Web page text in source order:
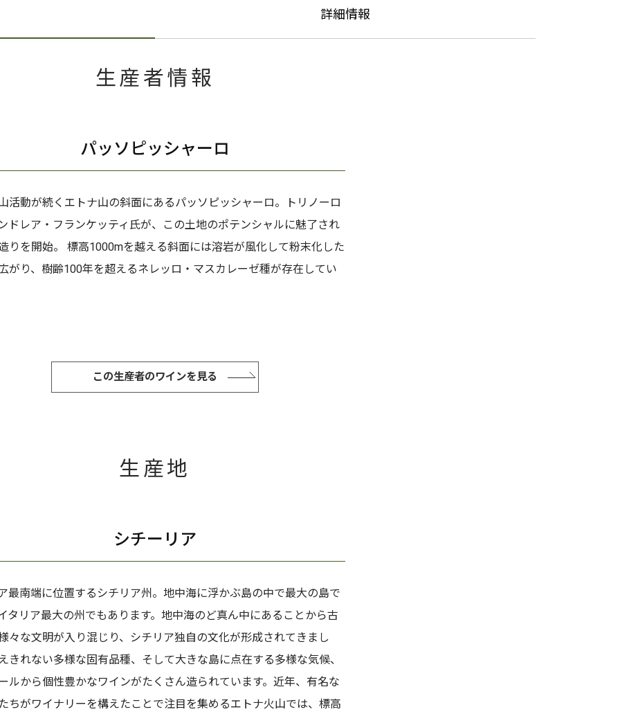
詳細情報
生産者情報
パッソピッシャーロ
活動が続くエトナ山の斜面にあるパッソピッシャーロ。トリノーロ
ドレア・フランケッティ氏が、この土地のポテンシャルに魅了され
りを開始。 標高1000mを越える斜面には溶岩が風化して粉末化した
がり、樹齢100年を超えるネレッロ・マスカレーゼ種が存在してい
この生産者のワインを見る
生産地
シチーリア
最南端に位置するシチリア州。地中海に浮かぶ島の中で最大の島で
タリア最大の州でもあります。地中海のど真ん中にあることから古
々な文明が入り混じり、シチリア独自の文化が形成されてきまし
きれない多様な固有品種、そして大きな島に点在する多様な気候、
ルから個性豊かなワインがたくさん造られています。近年、有名な
ちがワイナリーを構えたことで注目を集めるエトナ火山では、標高